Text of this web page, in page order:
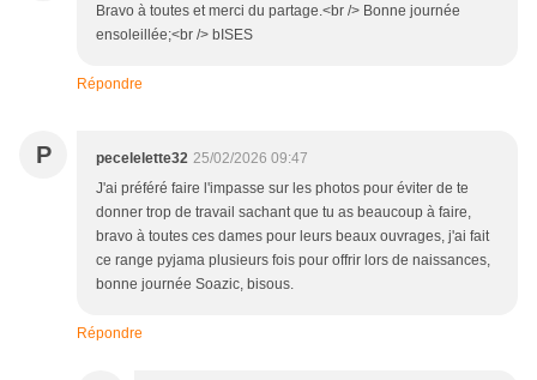
Bravo à toutes et merci du partage.<br /> Bonne journée
ensoleillée;<br /> bISES
Répondre
P pecelelette32 25/02/2026 09:47
J'ai préféré faire l'impasse sur les photos pour éviter de te
donner trop de travail sachant que tu as beaucoup à faire,
bravo à toutes ces dames pour leurs beaux ouvrages, j'ai fait
ce range pyjama plusieurs fois pour offrir lors de naissances,
bonne journée Soazic, bisous.
Répondre